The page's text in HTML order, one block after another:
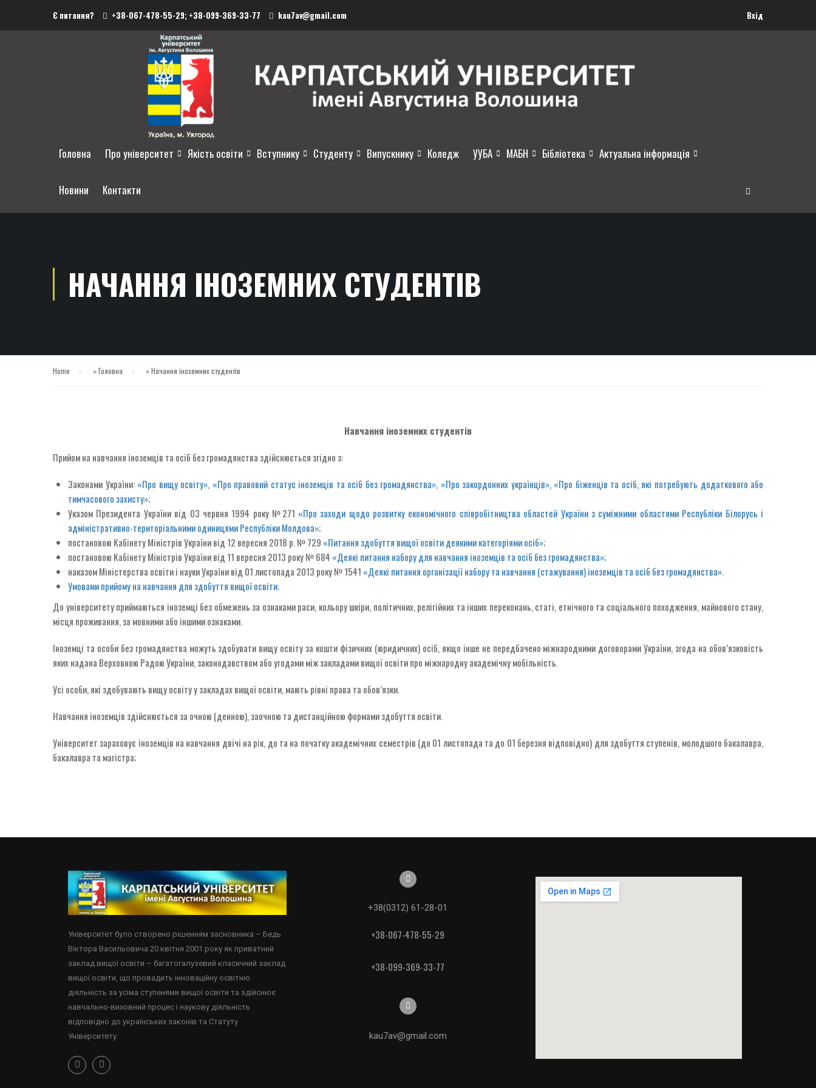
Є питання? +38-067-478-55-29; +38-099-369-33-77 kau7av@gmail.com Вхід
Головна Про університет Якість освіти Вступнику Студенту Випускнику Коледж УУБА МАБН Бібліотека Актуальна інформація
Новини Контакти
НАЧАННЯ ІНОЗЕМНИХ СТУДЕНТІВ
Home »Головна »Начання іноземних студентів
Навчання іноземних студентів
Прийом на навчання іноземців та осіб без громадянства здійснюється згідно з:
Законами України: «Про вищу освіту», «Про правовий статус іноземців та осіб без громадянства», «Про закордонних українців», «Про біженців та осіб, які потребують додаткового або
тимчасового захисту»;
Указом Президента України від 03 червня 1994 року №271 «Про заходи щодо розвитку економічного співробітництва областей України з суміжними областями Республіки Білорусь і
адміністративно-територіальними одиницями Республіки Молдова»;
постановою Кабінету Міністрів України від 12 вересня 2018 р. № 729 «Питання здобуття вищої освіти деякими категоріями осіб»;
постановою Кабінету Міністрів України від 11 вересня 2013 року № 684 «Деякі питання набору для навчання іноземців та осіб без громадянства»;
наказом Міністерства освіти і науки України від 01 листопада 2013 року № 1541 «Деякі питання організації набору та навчання (стажування) іноземців та осіб без громадянства».
Умовами прийому на навчання для здобуття вищої освіти.
До університету приймаються іноземці без обмежень за ознаками раси, кольору шкіри, політичних, релігійних та інших переконань, статі, етнічного та соціального походження, майнового стану,
місця проживання, за мовними або іншими ознаками.
Іноземці та особи без громадянства можуть здобувати вищу освіту за кошти фізичних (юридичних) осіб, якщо інше не передбачено міжнародними договорами України, згода на обов’язковість
яких надана Верховною Радою України, законодавством або угодами між закладами вищої освіти про міжнародну академічну мобільність.
Усі особи, які здобувають вищу освіту у закладах вищої освіти, мають рівні права та обов’язки.
Навчання іноземців здійснюється за очною (денною), заочною та дистанційною формами здобуття освіти.
Університет зараховує іноземців на навчання двічі на рік, до та на початку академічних семестрів (до 01 листопада та до 01 березня відповідно) для здобуття ступенів, молодшого бакалавра,
бакалавра та магістра;
Університет було створено рішенням засновника – Бедь
Віктора Васильовича 20 квітня 2001 року як приватний
заклад вищої освіти – багатогалузевий класичний заклад
вищої освіти, що провадить інноваційну освітню
діяльність за усіма ступенями вищої освіти та здійснює
навчально-виховний процес і наукову діяльність
відповідно до українських законів та Статуту
Університету.
+38(0312) 61-28-01
+38-067-478-55-29
+38-099-369-33-77
kau7av@gmail.com